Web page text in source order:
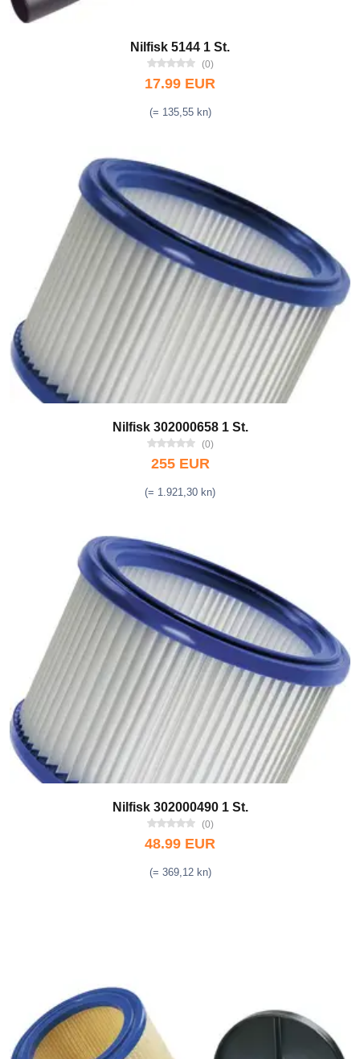
Nilfisk 5144 1 St.
(0)
17.99 EUR
(= 135,55 kn)
Nilfisk 302000658 1 St.
(0)
255 EUR
(= 1.921,30 kn)
Nilfisk 302000490 1 St.
(0)
48.99 EUR
(= 369,12 kn)